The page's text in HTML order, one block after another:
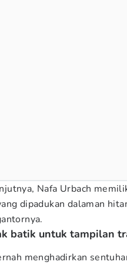
Nafa Urbach
dipadukan dalaman
batik untuk tampilan
menghadirkan